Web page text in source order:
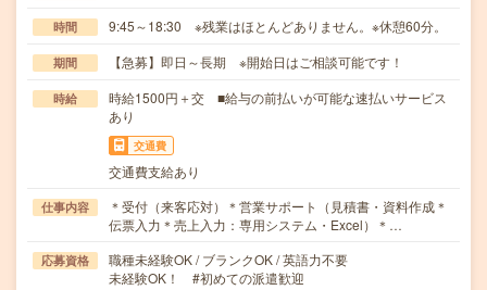
時間 9:45～18:30 ※残業はほとんどありません。※休憩60分。
期間 【急募】即日～長期 ※開始日はご相談可能です！
時給
時給1500円＋交 ■給与の前払いが可能な速払いサービス
あり
交通費
交通費支給あり
仕事内容
＊受付（来客応対）＊営業サポート（見積書・資料作成＊
伝票入力＊売上入力：専用システム・Excel）＊…
応募資格
職種未経験OK / ブランクOK / 英語力不要
未経験OK！ #初めての派遣歓迎